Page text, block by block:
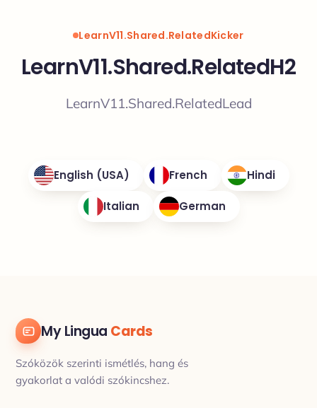
LearnV11.Shared.RelatedKicker
LearnV11.Shared.RelatedH2
LearnV11.Shared.RelatedLead
English (USA) French Hindi
Italian German
My Lingua Cards
Szóközök szerinti ismétlés, hang és
gyakorlat a valódi szókincshez.